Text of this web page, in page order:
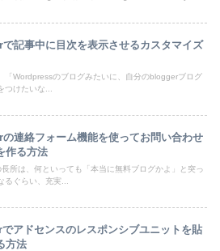
記事中に目次を表示させるカスタマイズ
「Wordpressのブログみたいに、自分のbloggerブログ
つけたいな...
連絡フォーム機能を使ってお問い合わせ
作る方法
所は、何といっても「本当に無料ブログかよ」と突っ
るぐらい、充実...
アドセンスのレスポンシブユニットを貼
方法